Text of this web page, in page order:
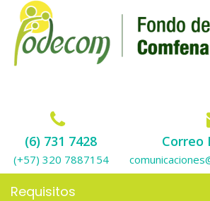
(6) 731 7428
(+57) 320 7887154
Correo
Requisitos